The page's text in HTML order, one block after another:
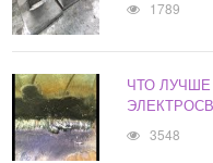
1789
ЧТО
3548